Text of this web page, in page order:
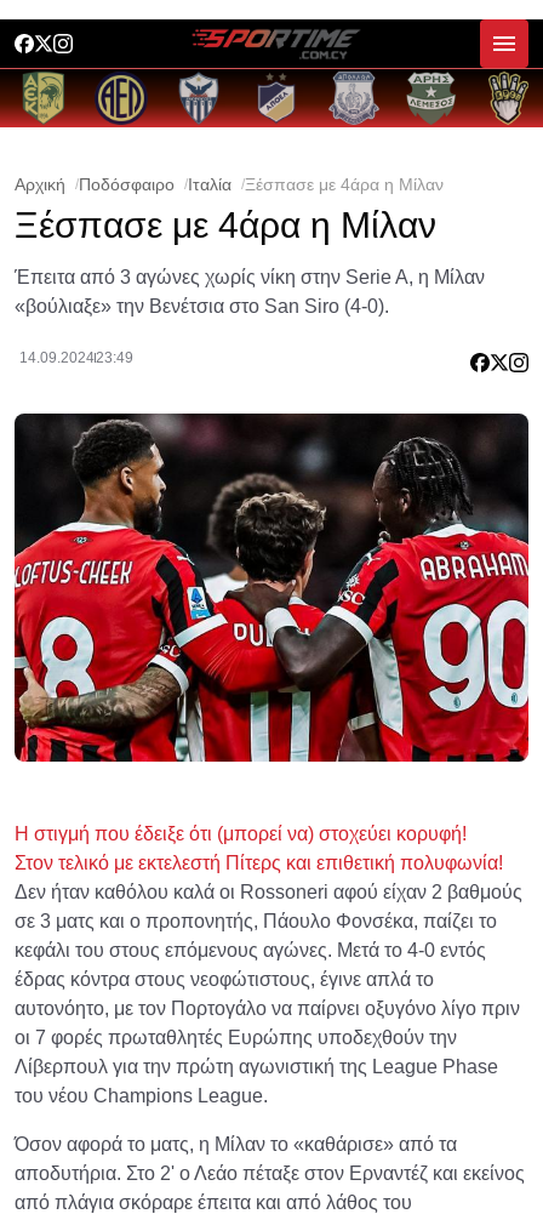
Αρχική Ποδόσφαιρο Ιταλία Ξέσπασε με 4άρα η Μίλαν
Ξέσπασε με 4άρα η Μίλαν
Έπειτα από 3 αγώνες χωρίς νίκη στην Serie A, η Μίλαν
«βούλιαξε» την Βενέτσια στο San Siro (4-0).
14.09.202423:49
Η στιγμή που έδειξε ότι (μπορεί να) στοχεύει κορυφή!
Στον τελικό με εκτελεστή Πίτερς και επιθετική πολυφωνία!
Δεν ήταν καθόλου καλά οι Rossoneri αφού είχαν 2 βαθμούς
σε 3 ματς και ο προπονητής, Πάουλο Φονσέκα, παίζει το
κεφάλι του στους επόμενους αγώνες. Μετά το 4-0 εντός
έδρας κόντρα στους νεοφώτιστους, έγινε απλά το
αυτονόητο, με τον Πορτογάλο να παίρνει οξυγόνο λίγο πριν
οι 7 φορές πρωταθλητές Ευρώπης υποδεχθούν την
Λίβερπουλ για την πρώτη αγωνιστική της League Phase
του νέου Champions League.
Όσον αφορά το ματς, η Μίλαν το «καθάρισε» από τα
αποδυτήρια. Στο 2' ο Λεάο πέταξε στον Ερναντέζ και εκείνος
από πλάγια σκόραρε έπειτα και από λάθος του